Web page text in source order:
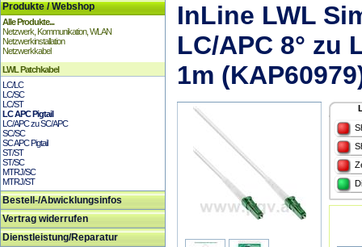
Produkte / Webshop
Alle Produkte...
Netzwerk, Kommunikation, WLAN
Netzwerkinstallation
Netzwerkkabel
LWL Patchkabel
LC/LC
LC/SC
LC/ST
LC APC Pigtail
LC/APC zu SC/APC
SC/SC
SC APC Pigtail
ST/ST
ST/SC
MTRJ/SC
MTRJ/ST
Bestell-/Abwicklungsinfos
Vertrag widerrufen
Dienstleistung/Reparatur
InLine LWL
LC/APC 8° zu
1m